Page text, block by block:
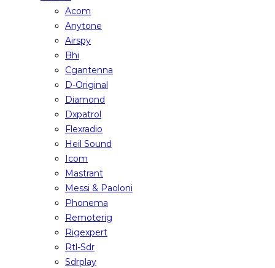
Acom
Anytone
Airspy
Bhi
Cgantenna
D-Original
Diamond
Dxpatrol
Flexradio
Heil Sound
Icom
Mastrant
Messi & Paoloni
Phonema
Remoterig
Rigexpert
Rtl-Sdr
Sdrplay